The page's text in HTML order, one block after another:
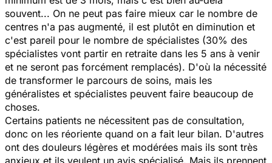
souvent... On ne peut pas faire mieux car le nombre de
centres n'a pas augmenté, il est plutôt en diminution et
c'est pareil pour le nombre de spécialistes (30% des
spécialistes vont partir en retraite dans les 5 ans à venir
et ne seront pas forcément remplacés). D'où la nécessité
de transformer le parcours de soins, mais les
généralistes et spécialistes peuvent faire beaucoup de
choses.
Certains patients ne nécessitent pas de consultation,
donc on les réoriente quand on a fait leur bilan. D'autres
ont des douleurs légères et modérées mais ils sont très
anxieux et ils veulent un avis spécialisé. Mais ils prennent